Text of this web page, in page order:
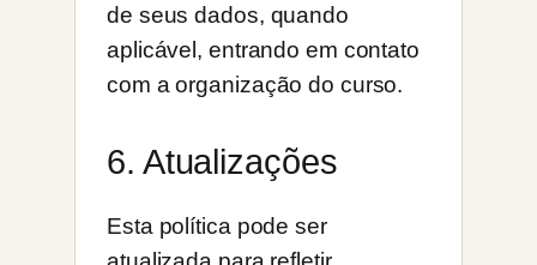
de seus dados, quando
aplicável, entrando em contato
com a organização do curso.
6. Atualizações
Esta política pode ser